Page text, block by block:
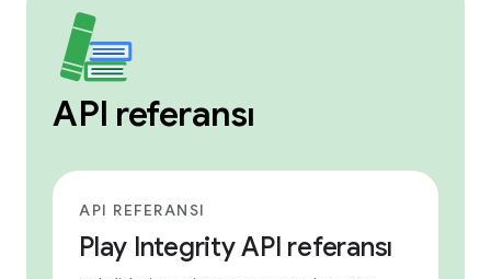
API referansı
API REFERANSI
Play Integrity API referansı